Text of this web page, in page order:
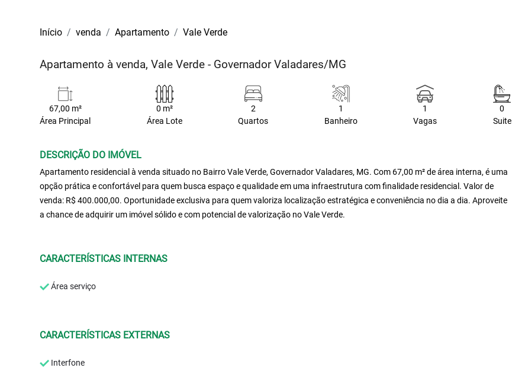
Início venda Apartamento Vale Verde
Apartamento à venda, Vale Verde - Governador Valadares/MG
67,00 m²
Área Principal
0 m²
Área Lote
2
Quartos
1
Banheiro
1
Vagas
0
Suite
DESCRIÇÃO DO IMÓVEL
Apartamento residencial à venda situado no Bairro Vale Verde, Governador Valadares, MG. Com 67,00 m² de área interna, é uma
opção prática e confortável para quem busca espaço e qualidade em uma infraestrutura com finalidade residencial. Valor de
venda: R$ 400.000,00. Oportunidade exclusiva para quem valoriza localização estratégica e conveniência no dia a dia. Aproveite
a chance de adquirir um imóvel sólido e com potencial de valorização no Vale Verde.
CARACTERÍSTICAS INTERNAS
Área serviço
CARACTERÍSTICAS EXTERNAS
Interfone